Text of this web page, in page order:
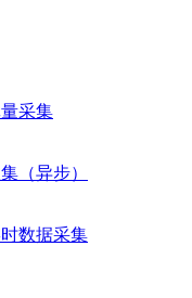
采集
（异步）
数据采集